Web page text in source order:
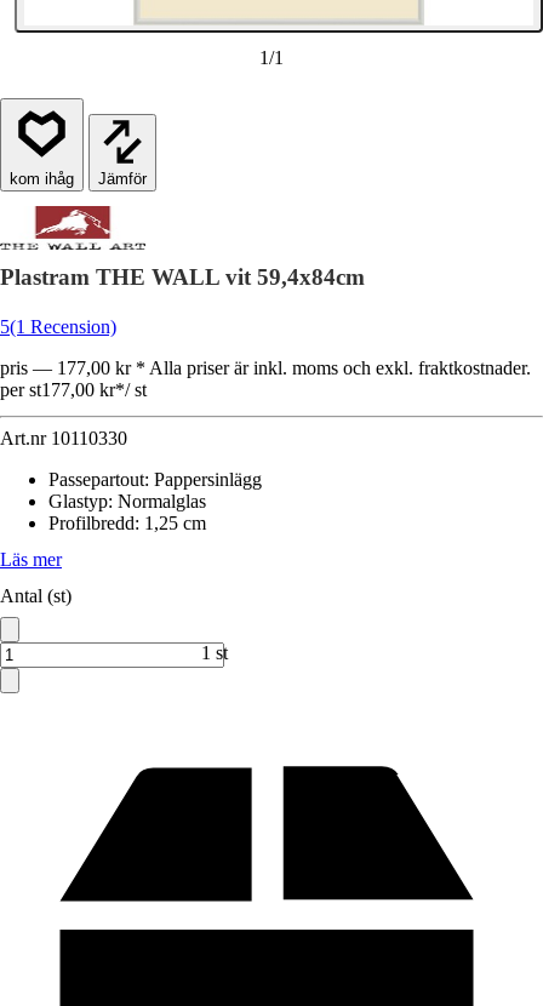
1/1
Jämför
Plastram THE WALL vit 59,4x84cm
5(1 Recension)
pris — 177,00 kr * Alla priser är inkl. moms och exkl. fraktkostnader.
per st177,00 kr*/ st
Art.nr 10110330
Passepartout: Pappersinlägg
Glastyp: Normalglas
Profilbredd: 1,25 cm
Läs mer
Antal (st)
1 st